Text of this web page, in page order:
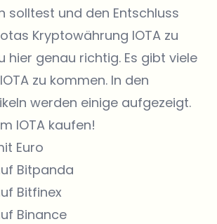
solltest und den Entschluss
Kryptowährung IOTA zu
hier genau richtig. Es gibt viele
zu kommen. In den
werden einige aufgezeigt.
IOTA kaufen!
Euro
Bitpanda
Bitfinex
Binance